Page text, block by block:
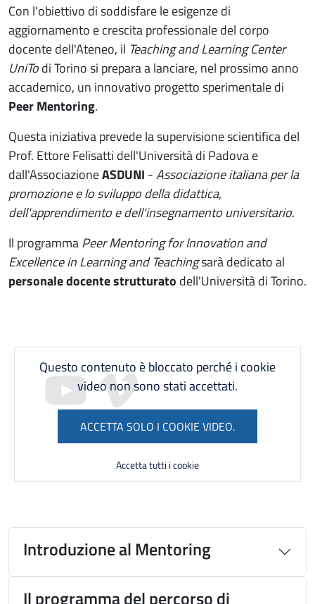
Con l'obiettivo di soddisfare le esigenze di
aggiornamento e crescita professionale del corpo
docente dell'Ateneo, il Teaching and Learning Center
UniTodi Torino si prepara a lanciare, nel prossimo anno
accademico, un innovativo progetto sperimentale di
Peer Mentoring.
Questa iniziativa prevede la supervisione scientifica del
Prof. Ettore Felisatti dell'Università di Padova e
dall'AssociazioneASDUNI -Associazione italiana per la
promozione e lo sviluppo della didattica,
dell'apprendimento e dell'insegnamento universitario.
Il programmaPeer Mentoring for Innovation and
Excellence in Learning and Teachingsarà dedicato al
personale docente strutturato dell'Università di Torino.
Questo contenuto è bloccato perché i cookie
video non sono stati accettati.
ACCETTA SOLO I COOKIE VIDEO.
Accetta tutti i cookie
Introduzione al Mentoring
Il programma del percorso di